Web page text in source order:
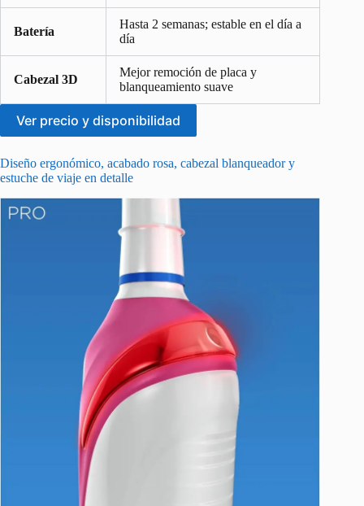
Batería
Hasta 2 semanas; estable en el día a
día
Cabezal 3D
Mejor remoción de placa y
blanqueamiento suave
Ver precio y disponibilidad
Diseño ergonómico, acabado rosa, cabezal blanqueador y
estuche de viaje en detalle